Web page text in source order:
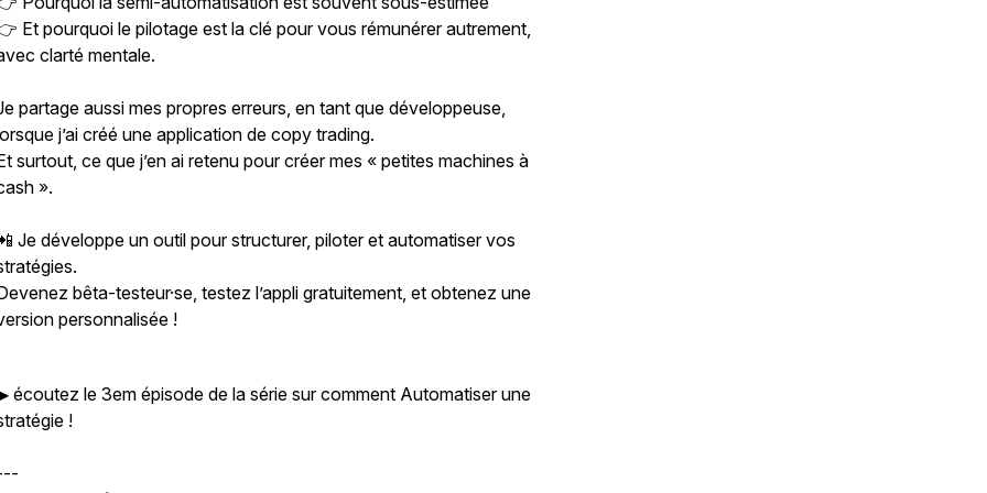
Et pourquoi le pilotage est la clé pour vous rémunérer autrement,
clarté mentale.
partage aussi mes propres erreurs, en tant que développeuse,
j’ai créé une application de copy trading.
surtout, ce que j’en ai retenu pour créer mes « petites machines à
».
Je développe un outil pour structurer, piloter et automatiser vos
bêta-testeur·se, testez l’appli gratuitement, et obtenez une
personnalisée !
écoutez le 3em épisode de la série sur comment Automatiser une
!